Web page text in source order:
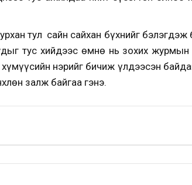
тул сайн сайхан бүхнийг
тус хийдээс өмнө нь зохих
нэрийг бичиж үлдээсэн
залж байгаа гэнэ.